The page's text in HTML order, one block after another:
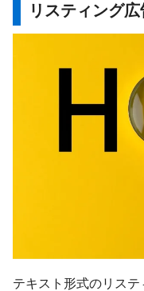
リスティング
テキスト形式のリス